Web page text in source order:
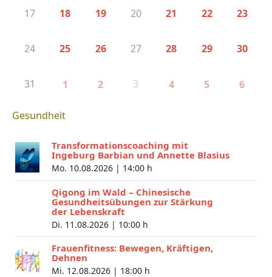
17 18 19 20 21 22 23
24 25 26 27 28 29 30
31 1 2 3 4 5 6
Gesundheit
Transformationscoaching mit
Ingeburg Barbian und Annette Blasius
Mo. 10.08.2026 | 14:00 h
Qigong im Wald – Chinesische
Gesundheitsübungen zur Stärkung
der Lebenskraft
Di. 11.08.2026 | 10:00 h
Frauenfitness: Bewegen, Kräftigen,
Dehnen
Mi. 12.08.2026 | 18:00 h